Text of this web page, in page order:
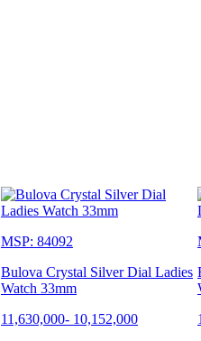
MSP: 84092
Bulova Crystal Silver Dial Ladies
Watch 33mm
11,630,000- 10,152,000